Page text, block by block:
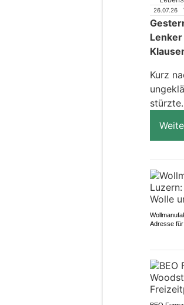
26.07.26
Kurz
stürzte.
Adresse